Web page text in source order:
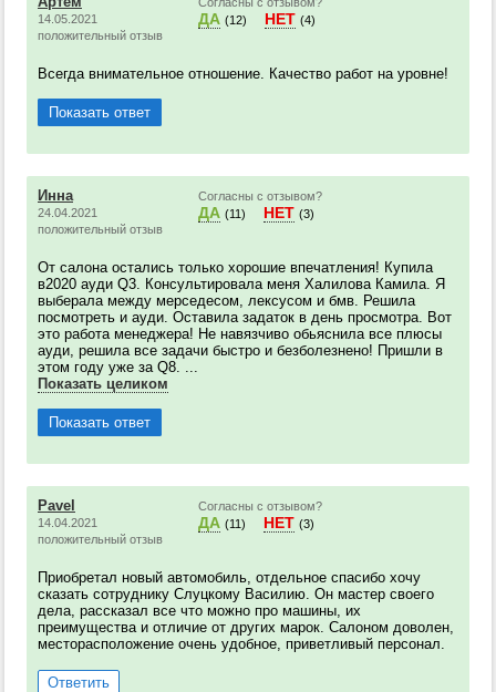
14.05.2021
положительный отзыв
ДА (12) НЕТ (4)
Всегда внимательное отношение. Качество работ на уровне!
Показать ответ
Инна
24.04.2021
положительный отзыв
Согласны с отзывом?
ДА (11) НЕТ (3)
От салона остались только хорошие впечатления! Купила
в2020 ауди Q3. Консультировала меня Халилова Камила. Я
выберала между мерседесом, лексусом и бмв. Решила
посмотреть и ауди. Оставила задаток в день просмотра. Вот
это работа менеджера! Не навязчиво обьяснила все плюсы
ауди, решила все задачи быстро и безболезнено! Пришли в
этом году уже за Q8. ...
Показать целиком
Показать ответ
Pavel
14.04.2021
положительный отзыв
Согласны с отзывом?
ДА (11) НЕТ (3)
Приобретал новый автомобиль, отдельное спасибо хочу
сказать сотруднику Слуцкому Василию. Он мастер своего
дела, рассказал все что можно про машины, их
преимущества и отличие от других марок. Салоном доволен,
месторасположение очень удобное, приветливый персонал.
Ответить